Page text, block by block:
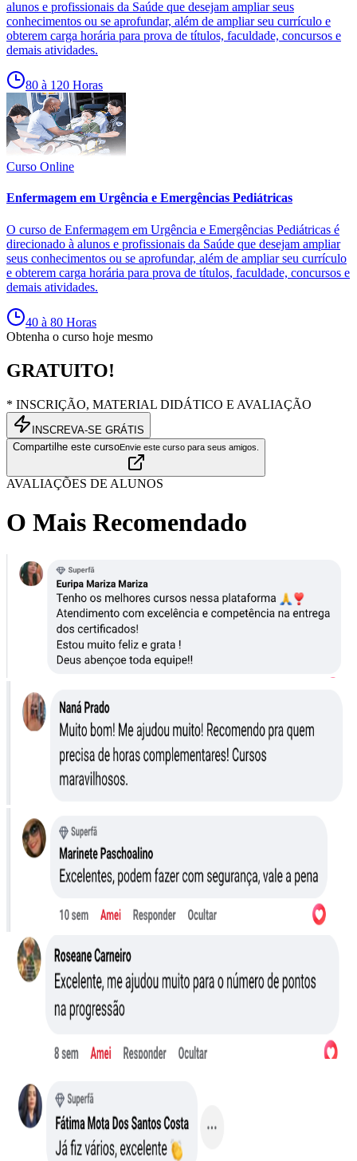
alunos e profissionais da Saúde que desejam ampliar seus
conhecimentos ou se aprofundar, além de ampliar seu currículo e
obterem carga horária para prova de títulos, faculdade, concursos e
demais atividades.
80 à 120 Horas
Curso Online
Enfermagem em Urgência e Emergências Pediátricas
O curso de Enfermagem em Urgência e Emergências Pediátricas é
direcionado à alunos e profissionais da Saúde que desejam ampliar
seus conhecimentos ou se aprofundar, além de ampliar seu currículo
e obterem carga horária para prova de títulos, faculdade, concursos e
demais atividades.
40 à 80 Horas
Obtenha o curso hoje mesmo
GRATUITO!
* INSCRIÇÃO, MATERIAL DIDÁTICO E AVALIAÇÃO
INSCREVA-SE GRÁTIS
Compartilhe este cursoEnvie este curso para seus amigos.
AVALIAÇÕES DE ALUNOS
O Mais Recomendado